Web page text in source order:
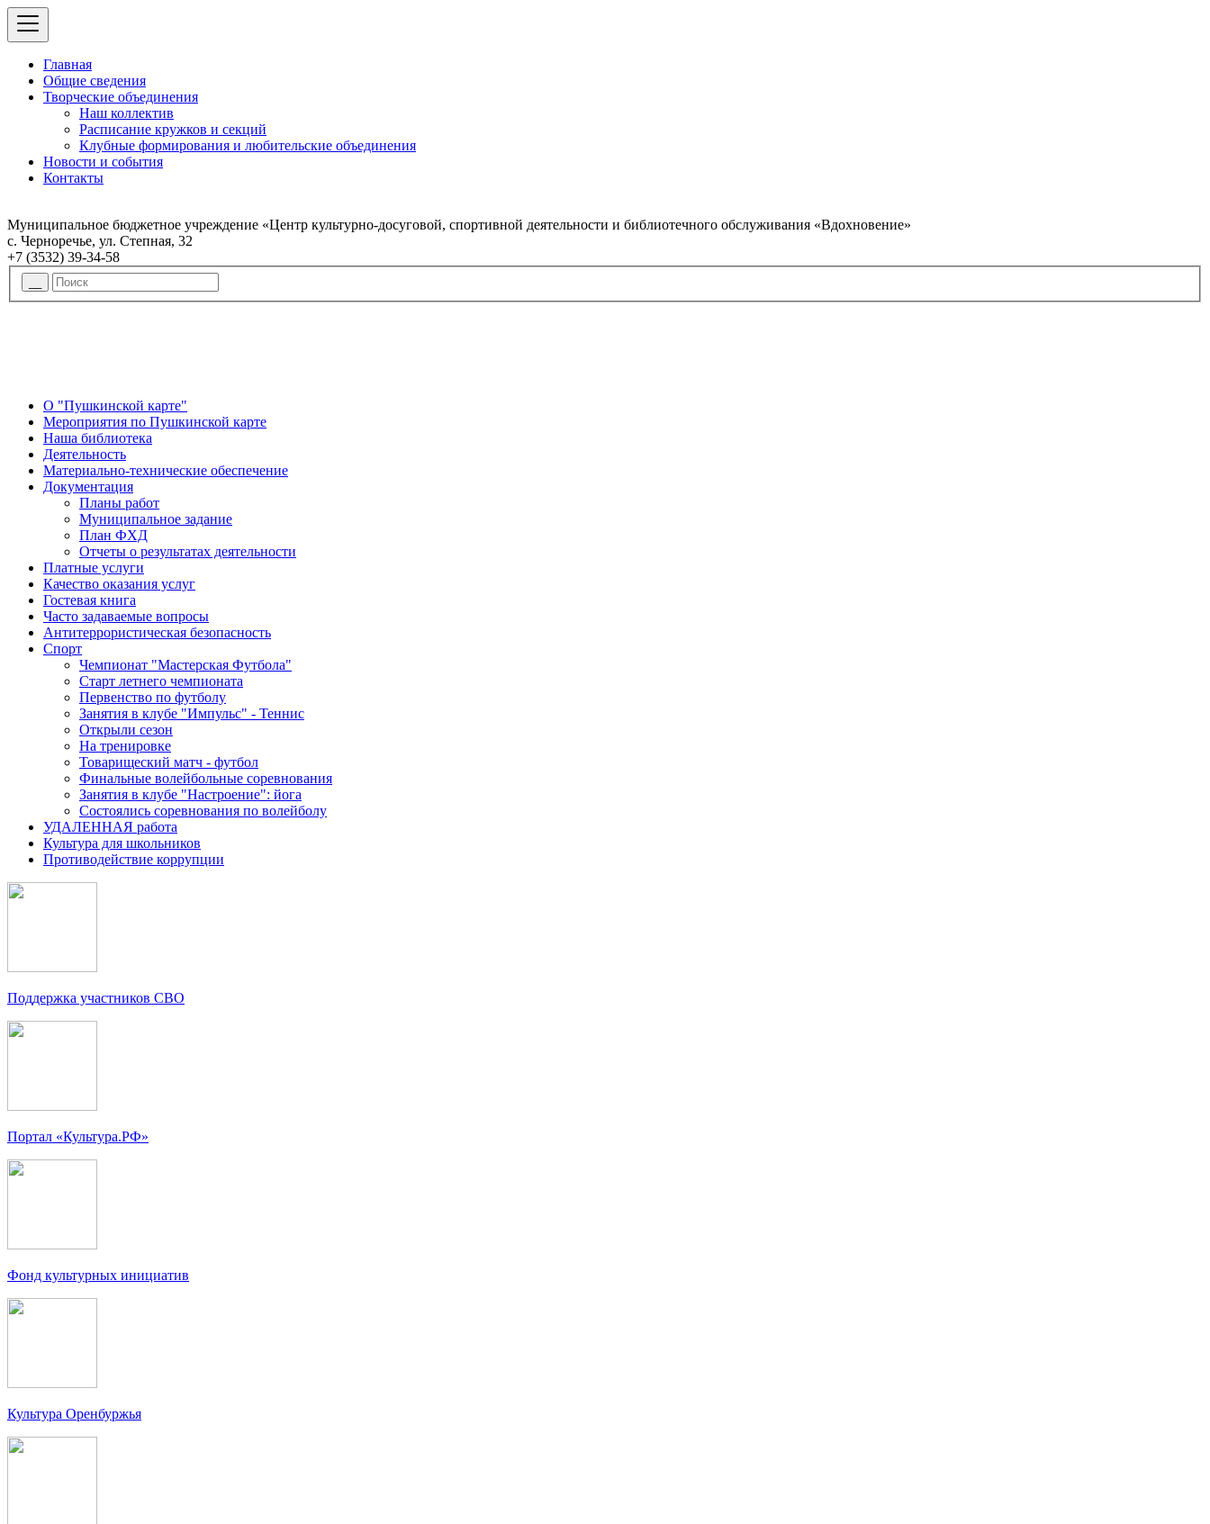
Главная
Общие сведения
Творческие объединения
Наш коллектив
Расписание кружков и секций
Клубные формирования и любительские объединения
Новости и события
Контакты
Муниципальное бюджетное учреждение «Центр культурно-досуговой, спортивной деятельности и библиотечного обслуживания «Вдохновение»
с. Черноречье, ул. Степная, 32
+7 (3532) 39-34-58
О "Пушкинской карте"
Мероприятия по Пушкинской карте
Наша библиотека
Деятельность
Материально-технические обеспечение
Документация
Планы работ
Муниципальное задание
План ФХД
Отчеты о результатах деятельности
Платные услуги
Качество оказания услуг
Гостевая книга
Часто задаваемые вопросы
Антитеррористическая безопасность
Спорт
Чемпионат "Мастерская Футбола"
Старт летнего чемпионата
Первенство по футболу
Занятия в клубе "Импульс" - Теннис
Открыли сезон
На тренировке
Товарищеский матч - футбол
Финальные волейбольные соревнования
Занятия в клубе "Настроение": йога
Состоялись соревнования по волейболу
УДАЛЕННАЯ работа
Культура для школьников
Противодействие коррупции
Поддержка участников СВО
Портал «Культура.РФ»
Фонд культурных инициатив
Культура Оренбуржья